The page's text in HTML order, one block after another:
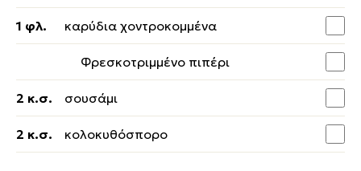
1 φλ. καρύδια χοντροκομμένα
Φρεσκοτριμμένο πιπέρι
2 κ.σ. σουσάμι
2 κ.σ. κολοκυθόσπορο